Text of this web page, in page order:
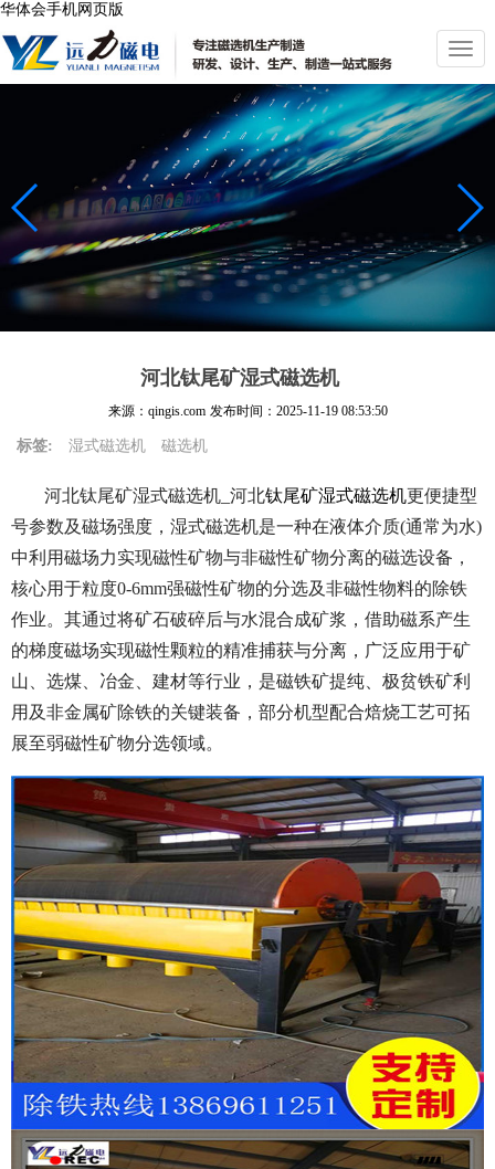
华体会手机网页版
切
换
导
航
河北钛尾矿湿式磁选机
来源：qingis.com 发布时间： 2025-11-19 08:53:50
标签: 湿式磁选机 磁选机
河北钛尾矿湿式磁选机_河北钛尾矿湿式磁选机更便捷型
号参数及磁场强度，湿式磁选机是一种在液体介质(通常为水)
中利用磁场力实现磁性矿物与非磁性矿物分离的磁选设备，
核心用于粒度0-6mm强磁性矿物的分选及非磁性物料的除铁
作业。其通过将矿石破碎后与水混合成矿浆，借助磁系产生
的梯度磁场实现磁性颗粒的精准捕获与分离，广泛应用于矿
山、选煤、冶金、建材等行业，是磁铁矿提纯、极贫铁矿利
用及非金属矿除铁的关键装备，部分机型配合焙烧工艺可拓
展至弱磁性矿物分选领域。